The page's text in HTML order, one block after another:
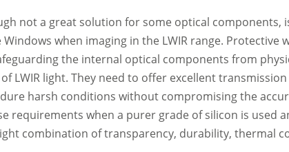
not a great solution for some optical components,
when imaging in the LWIR range. Protective
the internal optical components from
LWIR light. They need to offer excellent
harsh conditions without compromising the
requirements when a purer grade of silicon is used
combination of transparency, durability, thermal